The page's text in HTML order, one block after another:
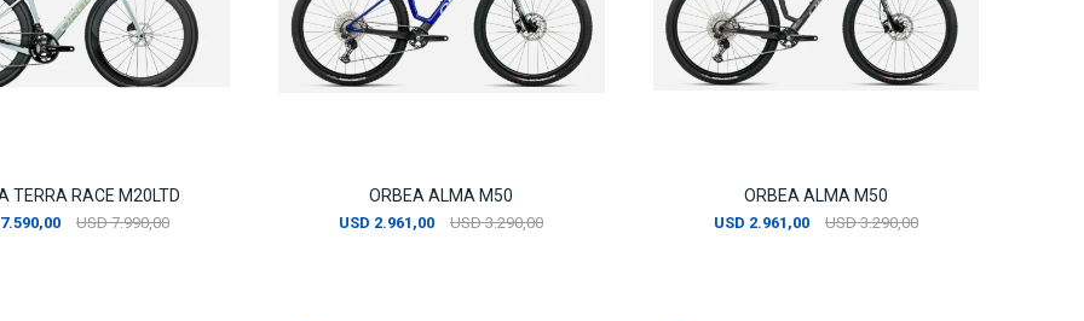
TERRA RACE M20LTD
7.590,00 USD 7.990,00
ORBEA ALMA M50
USD 2.961,00 USD 3.290,00
ORBEA ALMA M50
USD 2.961,00 USD 3.290,00